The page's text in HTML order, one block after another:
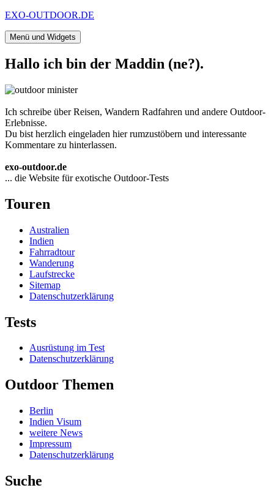
Zum
springen
EXO-OUTDOOR.DE
Menü und Widgets
Hallo ich bin der Maddin (ne?).
Ich schreibe über Reisen, Wandern Radfahren und andere Outdoor-
Erlebnisse.
Du bist herzlich eingeladen hier rumzustöbern und interessante
Kommentare zu hinterlassen.
exo-outdoor.de
... die Website für exotische Outdoor-Tests
Touren
Australien
Indien
Fahrradtour
Wanderung
Laufstrecke
Sitemap
Datenschutzerklärung
Tests
Ausrüstung im Test
Datenschutzerklärung
Outdoor Themen
Berlin
Indien Visum
weitere News
Impressum
Datenschutzerklärung
Suche